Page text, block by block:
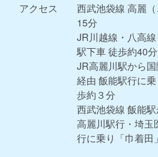
アクセス
西武池袋線 高麗
15分
JR川越線・八高線
駅下車 徒歩約40分
JR高麗川駅から
経由 飯能駅行に
歩約３分
西武池袋線 飯能駅
高麗川駅行・埼玉
行に乗り「巾着田